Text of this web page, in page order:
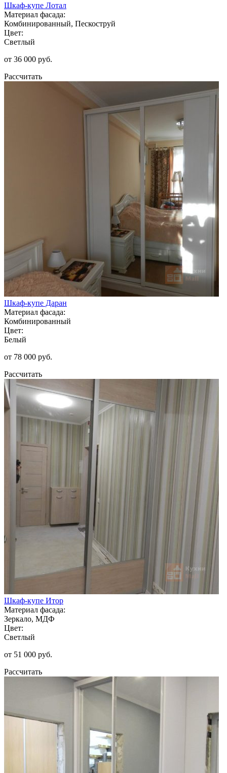
Шкаф-купе Лотал
Материал фасада:
Комбинированный, Пескоструй
Цвет:
Светлый
от 36 000 руб.
Рассчитать
Шкаф-купе Даран
Материал фасада:
Комбинированный
Цвет:
Белый
от 78 000 руб.
Рассчитать
Шкаф-купе Итор
Материал фасада:
Зеркало, МДФ
Цвет:
Светлый
от 51 000 руб.
Рассчитать